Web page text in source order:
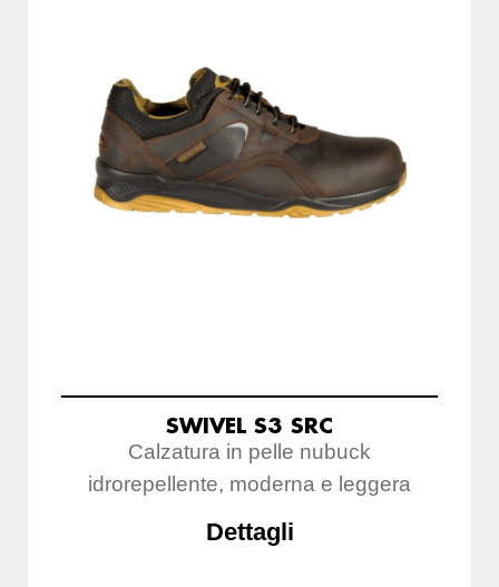
SWIVEL S3 SRC
Calzatura in pelle nubuck
idrorepellente, moderna e leggera
Dettagli